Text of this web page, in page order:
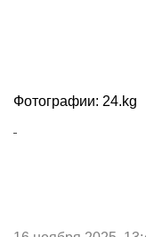
Фотографии: 24.kg